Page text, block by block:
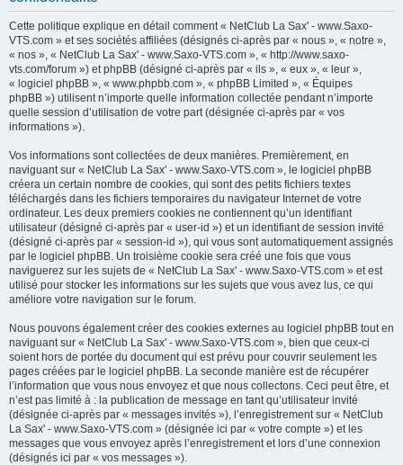
h
Cette politique explique en détail comment « NetClub La Sax' - www.Saxo-
VTS.com » et ses sociétés affiliées (désignés ci-après par « nous », « notre »,
« nos », « NetClub La Sax' - www.Saxo-VTS.com », « http://www.saxo-
vts.com/forum ») et phpBB (désigné ci-après par « ils », « eux », « leur »,
« logiciel phpBB », « www.phpbb.com », « phpBB Limited », « Équipes
phpBB ») utilisent n’importe quelle information collectée pendant n’importe
quelle session d’utilisation de votre part (désignée ci-après par « vos
informations »).
Vos informations sont collectées de deux manières. Premièrement, en
naviguant sur « NetClub La Sax' - www.Saxo-VTS.com », le logiciel phpBB
créera un certain nombre de cookies, qui sont des petits fichiers textes
téléchargés dans les fichiers temporaires du navigateur Internet de votre
ordinateur. Les deux premiers cookies ne contiennent qu’un identifiant
utilisateur (désigné ci-après par « user-id ») et un identifiant de session invité
(désigné ci-après par « session-id »), qui vous sont automatiquement assignés
par le logiciel phpBB. Un troisième cookie sera créé une fois que vous
naviguerez sur les sujets de « NetClub La Sax' - www.Saxo-VTS.com » et est
utilisé pour stocker les informations sur les sujets que vous avez lus, ce qui
améliore votre navigation sur le forum.
Nous pouvons également créer des cookies externes au logiciel phpBB tout en
naviguant sur « NetClub La Sax' - www.Saxo-VTS.com », bien que ceux-ci
soient hors de portée du document qui est prévu pour couvrir seulement les
pages créées par le logiciel phpBB. La seconde manière est de récupérer
l’information que vous nous envoyez et que nous collectons. Ceci peut être, et
n’est pas limité à : la publication de message en tant qu’utilisateur invité
(désignée ci-après par « messages invités »), l’enregistrement sur « NetClub
La Sax' - www.Saxo-VTS.com » (désignée ici par « votre compte ») et les
messages que vous envoyez après l’enregistrement et lors d’une connexion
(désignés ici par « vos messages »).